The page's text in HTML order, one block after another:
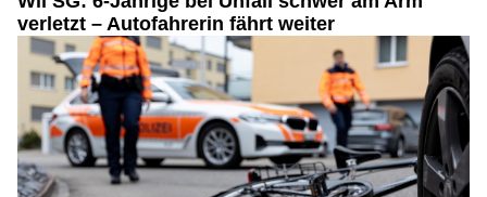
verletzt – Autofahrerin fährt weiter